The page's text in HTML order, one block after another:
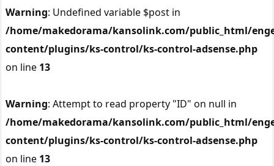
Warning: Undefined variable $post in
/home/makedorama/kansolink.com/public_html/
content/plugins/ks-control/ks-control-adsense.php
on line 13
Warning: Attempt to read property "ID" on null in
/home/makedorama/kansolink.com/public_html/
content/plugins/ks-control/ks-control-adsense.php
on line 13